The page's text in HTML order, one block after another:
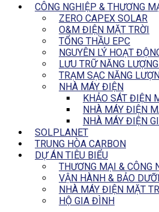
CÔNG NGHIỆP & THƯƠNG
ZERO CAPEX SOLAR
O&M ĐIỆN MẶT TRỜI
TỔNG THẦU EPC
NGUYÊN LÝ HOẠT
LƯU TRỮ NĂNG
TRẠM SẠC NĂNG
NHÀ MÁY ĐIỆN
KHẢO SÁT ĐIỆN
NHÀ MÁY ĐIỆN
NHÀ MÁY ĐIỆN
SOLPLANET
TRUNG HÒA CARBON
DỰ ÁN TIÊU BIỂU
THƯƠNG MẠI & CÔNG
VẬN HÀNH & BẢO
NHÀ MÁY ĐIỆN MẶT
HỘ GIA ĐÌNH